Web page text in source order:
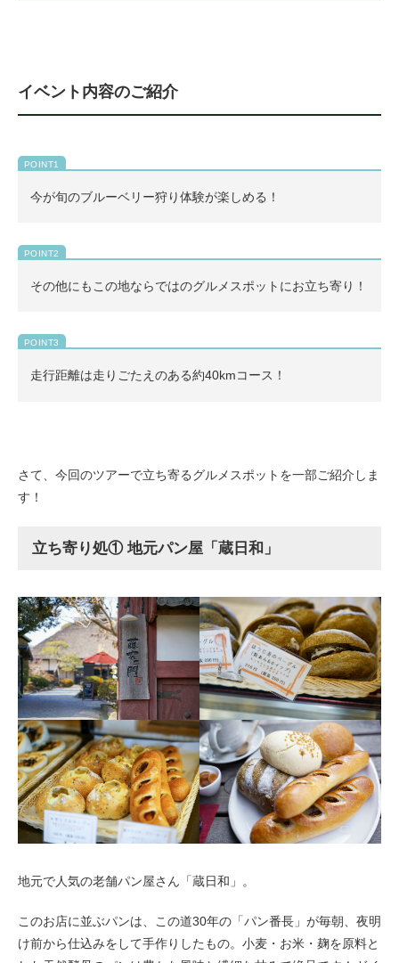
個人情報保護
イベント内容のご紹介
今が旬のブルーベリー狩り体験が楽しめる！
その他にもこの地ならではのグルメスポットにお立ち寄り！
走行距離は走りごたえのある約40kmコース！
さて、今回のツアーで立ち寄るグルメスポットを一部ご紹介しま
す！
立ち寄り処① 地元パン屋「蔵日和」
地元で人気の老舗パン屋さん「蔵日和」。
このお店に並ぶパンは、この道30年の「パン番長」が毎朝、夜明
け前から仕込みをして手作りしたもの。小麦・お米・麹を原料と